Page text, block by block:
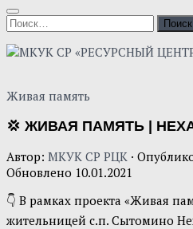
Найти:
Живая память
💢 ЖИВАЯ ПАМЯТЬ |
Автор: МКУК СР РЦК ·
Обновлено 10.01.2021
👇 В рамках проекта «Живая
жительницей с.п. Сытомино